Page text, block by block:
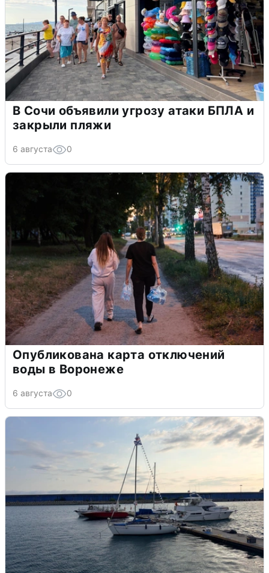
В Сочи объявили угрозу атаки БПЛА и
закрыли пляжи
6 августа 0
Опубликована карта отключений
воды в Воронеже
6 августа 0